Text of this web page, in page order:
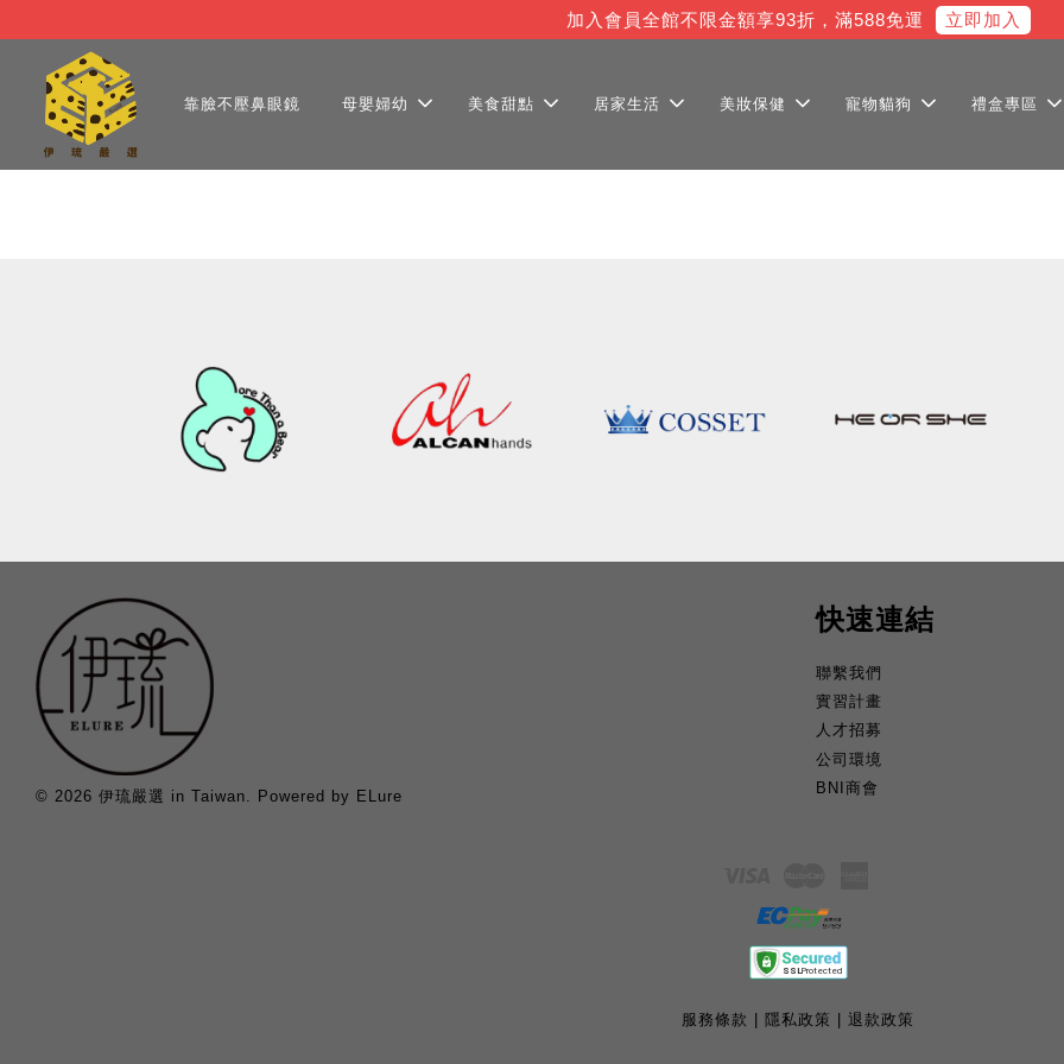
加入會員全館不限金額享93折，滿588免運 立即加入
靠臉不壓鼻眼鏡 母嬰婦幼 美食甜點 居家生活 美妝保健 寵物貓狗 禮盒專區
© 2026 伊琉嚴選 in Taiwan. Powered by ELure
快速連結
聯繫我們
實習計畫
人才招募
公司環境
BNI商會
服務條款 隱私政策 退款政策